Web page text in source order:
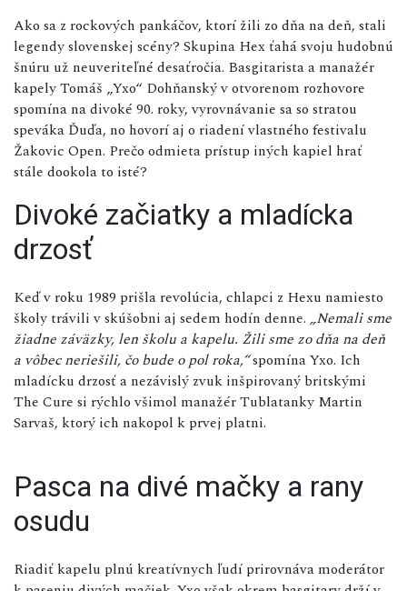
Ako sa z rockových pankáčov, ktorí žili zo dňa na deň, stali
legendy slovenskej scény? Skupina Hex ťahá svoju hudobnú
šnúru už neuveriteľné desaťročia. Basgitarista a manažér
kapely Tomáš „Yxo“ Dohňanský v otvorenom rozhovore
spomína na divoké 90. roky, vyrovnávanie sa so stratou
speváka Ďuďa, no hovorí aj o riadení vlastného festivalu
Žakovic Open. Prečo odmieta prístup iných kapiel hrať
stále dookola to isté?
Divoké začiatky a mladícka
drzosť
Keď v roku 1989 prišla revolúcia, chlapci z Hexu namiesto
školy trávili v skúšobni aj sedem hodín denne. „Nemali sme
žiadne záväzky, len školu a kapelu. Žili sme zo dňa na deň
a vôbec neriešili, čo bude o pol roka,“spomína Yxo. Ich
mladícku drzosť a nezávislý zvuk inšpirovaný britskými
The Cure si rýchlo všimol manažér Tublatanky Martin
Sarvaš, ktorý ich nakopol k prvej platni.
Pasca na divé mačky a rany
osudu
Riadiť kapelu plnú kreatívnych ľudí prirovnáva moderátor